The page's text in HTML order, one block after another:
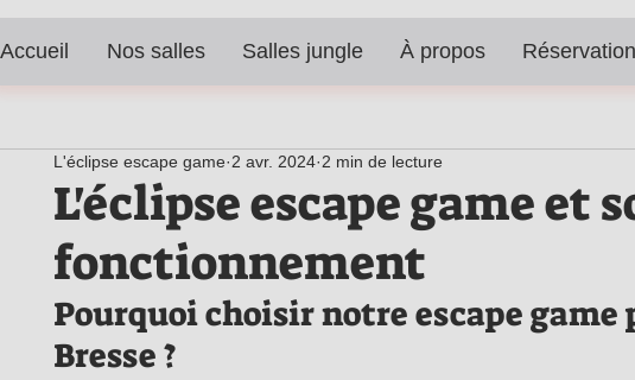
Accueil Nos salles Salles jungle À propos
L'éclipse escape game et
fonctionnement
L'éclipse escape game 2 avr. 2024 2 min de lecture
Pourquoi choisir notre escape game
Bresse ?